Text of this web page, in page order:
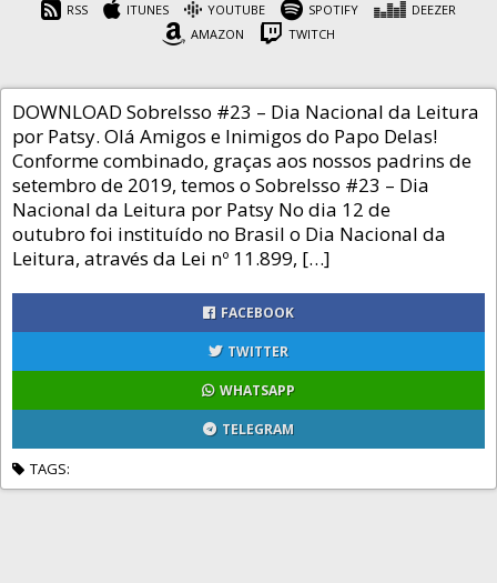
RSS ITUNES YOUTUBE SPOTIFY
DEEZER
AMAZON
TWITCH
3 de outubro de 2019
DOWNLOAD SobreIsso #23 – Dia Nacional da Leitura
por Patsy. Olá Amigos e Inimigos do Papo Delas!
Conforme combinado, graças aos nossos padrins de
setembro de 2019, temos o SobreIsso #23 – Dia
Nacional da Leitura por Patsy No dia 12 de
outubro foi instituído no Brasil o Dia Nacional da
Leitura, através da Lei nº 11.899, […]
FACEBOOK
TWITTER
WHATSAPP
TELEGRAM
TAGS: